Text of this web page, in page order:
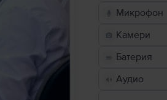
Микрофон
Камери
Батерия
Аудио